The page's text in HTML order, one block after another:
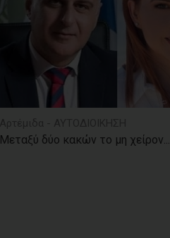
Μεταξύ δύο κακών το μη χείρον...